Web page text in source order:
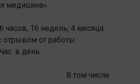
медицина».
часов, 16 недель, 4 месяца
отрывом от работы
в день.
В том числе